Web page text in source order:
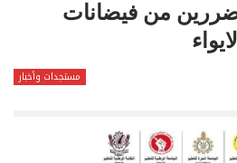
من فيضانات
مستجدات وأخبار